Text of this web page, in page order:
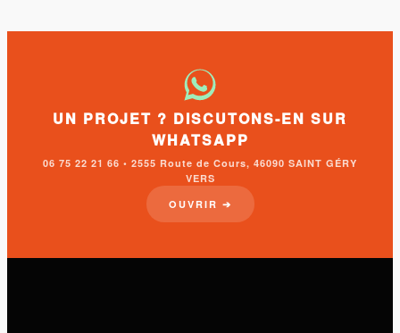
UN PROJET ? DISCUTONS-EN SUR
WHATSAPP
06 75 22 21 66 • 2555 Route de Cours, 46090 SAINT GÉRY
VERS
OUVRIR ➔